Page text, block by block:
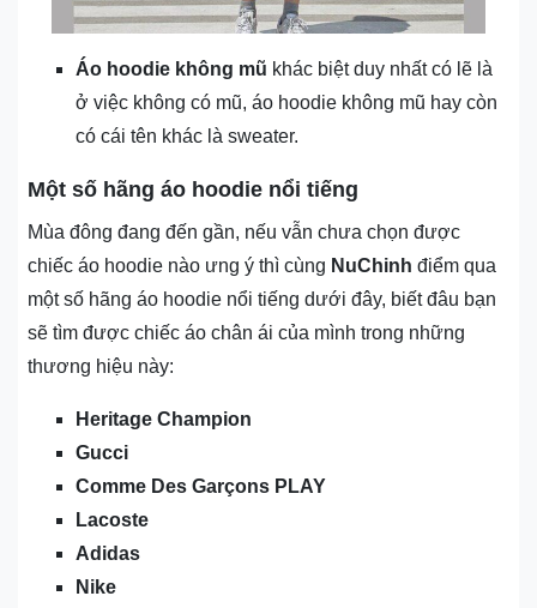
Áo hoodie không mũ khác biệt duy nhất có lẽ là
ở việc không có mũ, áo hoodie không mũ hay còn
có cái tên khác là sweater.
Một số hãng áo hoodie nổi tiếng
Mùa đông đang đến gần, nếu vẫn chưa chọn được
chiếc áo hoodie nào ưng ý thì cùng NuChinh điểm qua
một số hãng áo hoodie nổi tiếng dưới đây, biết đâu bạn
sẽ tìm được chiếc áo chân ái của mình trong những
thương hiệu này:
Heritage Champion
Gucci
Comme Des Garçons PLAY
Lacoste
Adidas
Nike